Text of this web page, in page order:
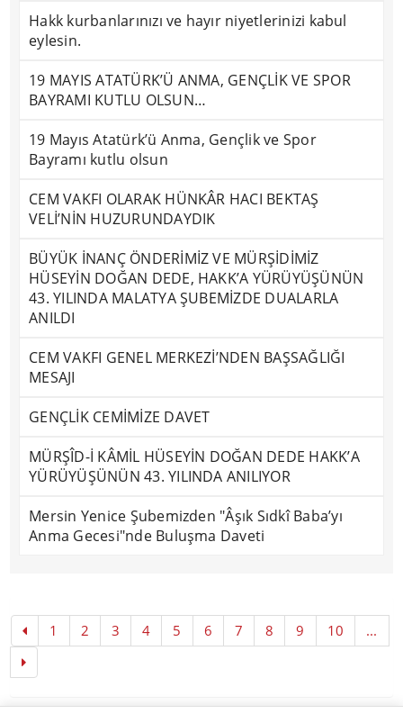
Hakk kurbanlarınızı ve hayır niyetlerinizi kabul
eylesin.
19 MAYIS ATATÜRK’Ü ANMA, GENÇLİK VE SPOR
BAYRAMI KUTLU OLSUN…
19 Mayıs Atatürk’ü Anma, Gençlik ve Spor
Bayramı kutlu olsun
CEM VAKFI OLARAK HÜNKÂR HACI BEKTAŞ
VELİ’NİN HUZURUNDAYDIK
BÜYÜK İNANÇ ÖNDERİMİZ VE MÜRŞİDİMİZ
HÜSEYİN DOĞAN DEDE, HAKK’A YÜRÜYÜŞÜNÜN
43. YILINDA MALATYA ŞUBEMİZDE DUALARLA
ANILDI
CEM VAKFI GENEL MERKEZİ’NDEN BAŞSAĞLIĞI
MESAJI
GENÇLİK CEMİMİZE DAVET
MÜRŞÎD-İ KÂMİL HÜSEYİN DOĞAN DEDE HAKK’A
YÜRÜYÜŞÜNÜN 43. YILINDA ANILIYOR
Mersin Yenice Şubemizden "Âşık Sıdkî Baba’yı
Anma Gecesi"nde Buluşma Daveti
1 2 3 4 5 6 7 8 9 10 ...